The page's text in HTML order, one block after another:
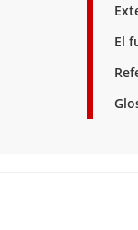
El